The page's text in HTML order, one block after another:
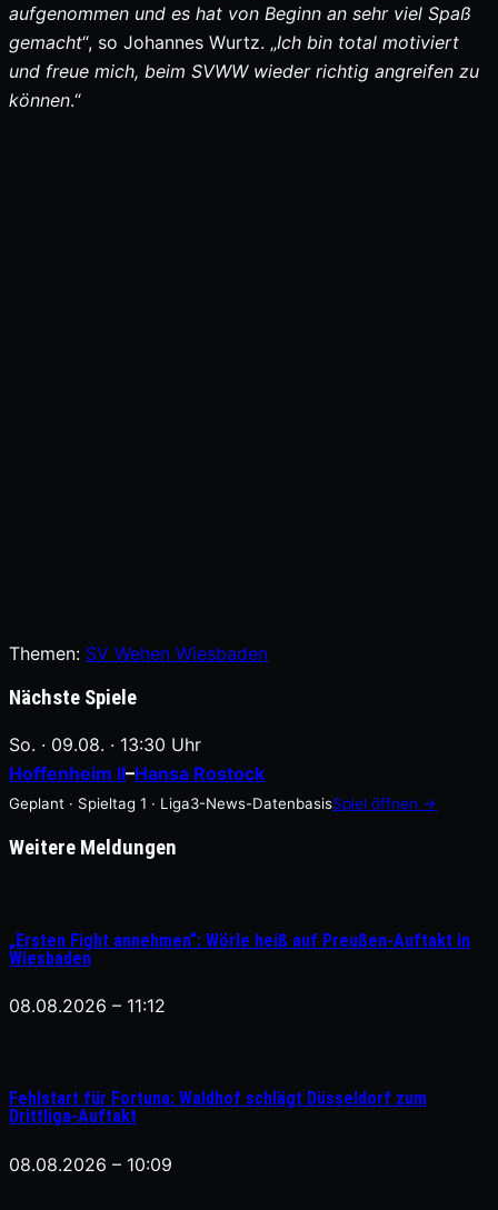
aufgenommen und es hat von Beginn an sehr viel Spaß
gemacht“, so Johannes Wurtz. „Ich bin total motiviert
und freue mich, beim SVWW wieder richtig angreifen zu
können.“
Themen: SV Wehen Wiesbaden
Nächste Spiele
So. · 09.08. · 13:30 Uhr
Hoffenheim II–Hansa Rostock
Geplant · Spieltag 1 · Liga3-News-DatenbasisSpiel öffnen →
Weitere Meldungen
„Ersten Fight annehmen“: Wörle heiß auf Preußen-Auftakt in
Wiesbaden
08.08.2026 – 11:12
Fehlstart für Fortuna: Waldhof schlägt Düsseldorf zum
Drittliga-Auftakt
08.08.2026 – 10:09